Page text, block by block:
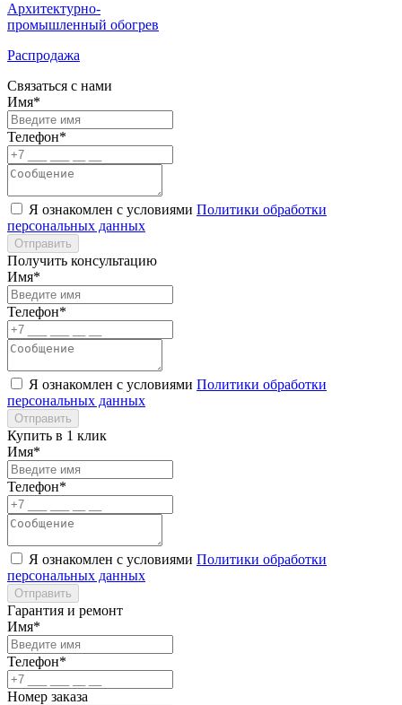
Архитектурно-
промышленный обогрев
Распродажа
Связаться с нами
Имя*
Телефон*
Я ознакомлен с условиями Политики обработки
персональных данных
Отправить
Получить консультацию
Имя*
Телефон*
Я ознакомлен с условиями Политики обработки
персональных данных
Отправить
Купить в 1 клик
Имя*
Телефон*
Я ознакомлен с условиями Политики обработки
персональных данных
Отправить
Гарантия и ремонт
Имя*
Телефон*
Номер заказа